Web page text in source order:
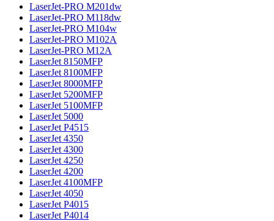
LaserJet-PRO M201dw
LaserJet-PRO M118dw
LaserJet-PRO M104w
LaserJet-PRO M102A
LaserJet-PRO M12A
LaserJet 8150MFP
LaserJet 8100MFP
LaserJet 8000MFP
LaserJet 5200MFP
LaserJet 5100MFP
LaserJet 5000
LaserJet P4515
LaserJet 4350
LaserJet 4300
LaserJet 4250
LaserJet 4200
LaserJet 4100MFP
LaserJet 4050
LaserJet P4015
LaserJet P4014